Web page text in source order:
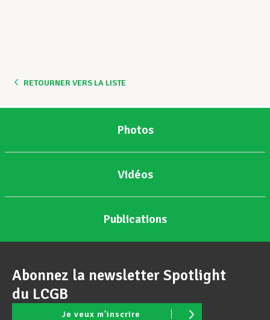
RETOURNER VERS LA LISTE
Photos
Vidéos
Publications
Abonnez la newsletter Spotlight
du LCGB
Je veux m'inscrire